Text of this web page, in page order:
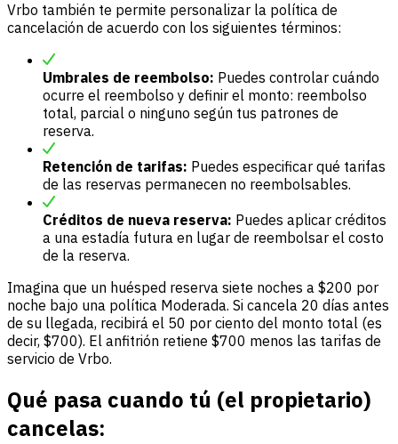
Vrbo también te permite personalizar la política de
cancelación de acuerdo con los siguientes términos:
Umbrales de reembolso: Puedes controlar cuándo
ocurre el reembolso y definir el monto: reembolso
total, parcial o ninguno según tus patrones de
reserva.
Retención de tarifas: Puedes especificar qué tarifas
de las reservas permanecen no reembolsables.
Créditos de nueva reserva: Puedes aplicar créditos
a una estadía futura en lugar de reembolsar el costo
de la reserva.
Imagina que un huésped reserva siete noches a $200 por
noche bajo una política Moderada. Si cancela 20 días antes
de su llegada, recibirá el 50 por ciento del monto total (es
decir, $700). El anfitrión retiene $700 menos las tarifas de
servicio de Vrbo.
Qué pasa cuando tú (el propietario)
cancelas: